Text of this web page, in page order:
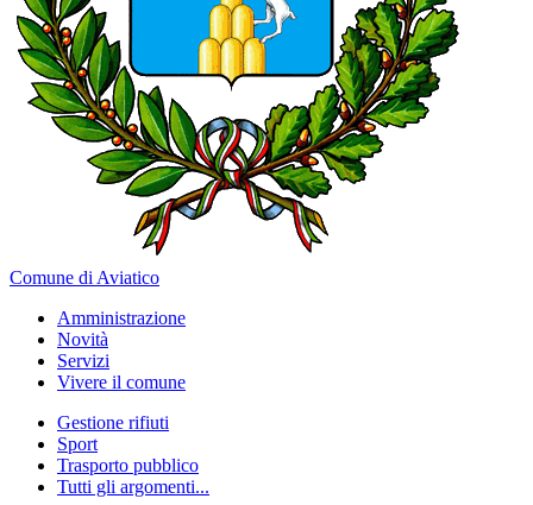
Comune di Aviatico
Amministrazione
Novità
Servizi
Vivere il comune
Gestione rifiuti
Sport
Trasporto pubblico
Tutti gli argomenti...